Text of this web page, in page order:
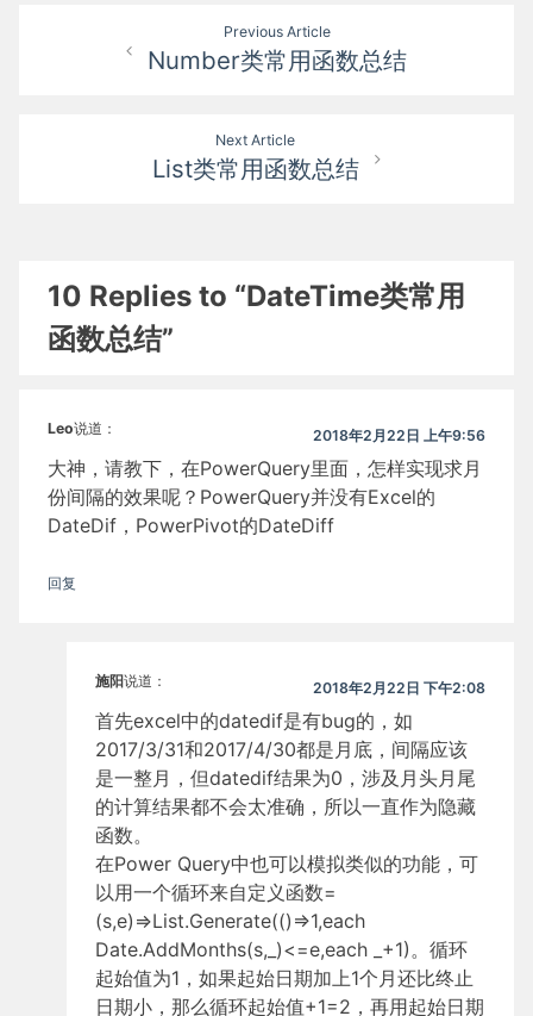
Previous Article
Number类常用函数总结
Next Article
List类常用函数总结
10 Replies to “DateTime类常用
函数总结”
Leo说道： 2018年2月22日 上午9:56
大神，请教下，在PowerQuery里面，怎样实现求月
份间隔的效果呢？PowerQuery并没有Excel的
DateDif，PowerPivot的DateDiff
回复
施阳说道： 2018年2月22日 下午2:08
首先excel中的datedif是有bug的，如
2017/3/31和2017/4/30都是月底，间隔应该
是一整月，但datedif结果为0，涉及月头月尾
的计算结果都不会太准确，所以一直作为隐藏
函数。
在Power Query中也可以模拟类似的功能，可
以用一个循环来自定义函数=
(s,e)=>List.Generate(()=>1,each
Date.AddMonths(s,_)<=e,each _+1)。循环
起始值为1，如果起始日期加上1个月还比终止
日期小，那么循环起始值+1=2，再用起始日期